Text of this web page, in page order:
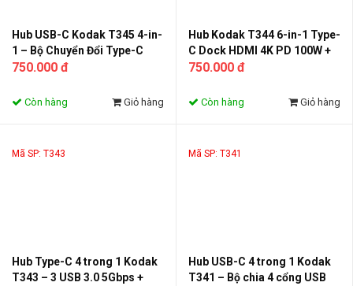
Hub USB-C Kodak T345 4-in-
1 – Bộ Chuyển Đổi Type-C
Sang 3 Cổng USB 3.0 + LAN
Tương Thích Thunderbolt
750.000 đ
Còn hàng Giỏ hàng
Hub Kodak T344 6-in-1 Type-
C Dock HDMI 4K PD 100W +
Khe SSD M.2 NVMe 10Gbps –
Laptop MacBook
750.000 đ
Còn hàng Giỏ hàng
Mã SP: T343
Hub Type-C 4 trong 1 Kodak
T343 – 3 USB 3.0 5Gbps +
Mã SP: T341
Hub USB-C 4 trong 1 Kodak
T341 – Bộ chia 4 cổng USB